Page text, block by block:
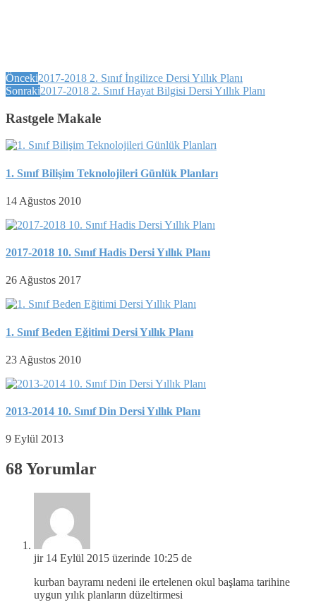
Önceki2017-2018 2. Sınıf İngilizce Dersi Yıllık Planı
Sonraki2017-2018 2. Sınıf Hayat Bilgisi Dersi Yıllık Planı
Rastgele Makale
1. Sınıf Bilişim Teknolojileri Günlük Planları
14 Ağustos 2010
2017-2018 10. Sınıf Hadis Dersi Yıllık Planı
26 Ağustos 2017
1. Sınıf Beden Eğitimi Dersi Yıllık Planı
23 Ağustos 2010
2013-2014 10. Sınıf Din Dersi Yıllık Planı
9 Eylül 2013
68 Yorumlar
jir 14 Eylül 2015 üzerinde 10:25 de
kurban bayramı nedeni ile ertelenen okul başlama tarihine
uygun yılık planların düzeltirmesi